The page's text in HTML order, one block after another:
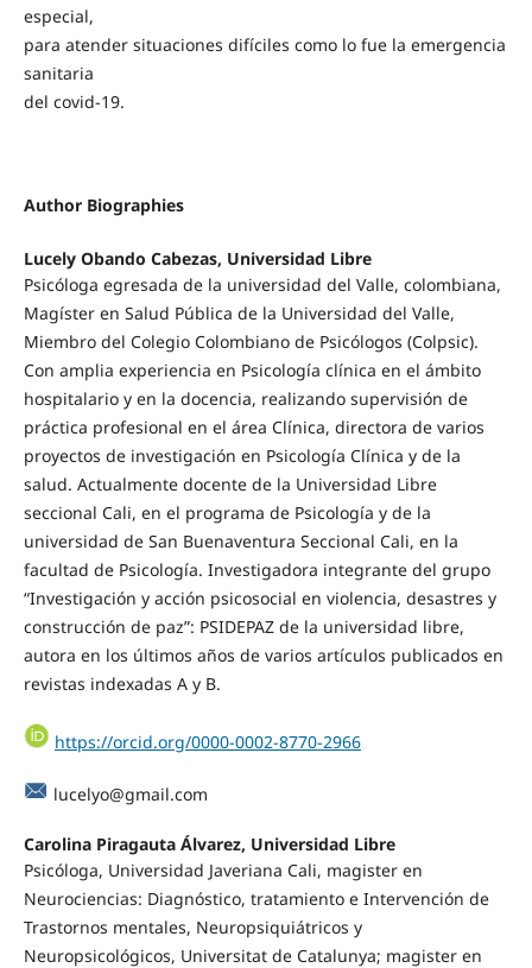
especial,
para atender situaciones difíciles como lo fue la emergencia
sanitaria
del covid-19.
Author Biographies
Lucely Obando Cabezas, Universidad Libre
Psicóloga egresada de la universidad del Valle, colombiana,
Magíster en Salud Pública de la Universidad del Valle,
Miembro del Colegio Colombiano de Psicólogos (Colpsic).
Con amplia experiencia en Psicología clínica en el ámbito
hospitalario y en la docencia, realizando supervisión de
práctica profesional en el área Clínica, directora de varios
proyectos de investigación en Psicología Clínica y de la
salud. Actualmente docente de la Universidad Libre
seccional Cali, en el programa de Psicología y de la
universidad de San Buenaventura Seccional Cali, en la
facultad de Psicología. Investigadora integrante del grupo
“Investigación y acción psicosocial en violencia, desastres y
construcción de paz”: PSIDEPAZ de la universidad libre,
autora en los últimos años de varios artículos publicados en
revistas indexadas A y B.
https://orcid.org/0000-0002-8770-2966
lucelyo@gmail.com
Carolina Piragauta Álvarez, Universidad Libre
Psicóloga, Universidad Javeriana Cali, magister en
Neurociencias: Diagnóstico, tratamiento e Intervención de
Trastornos mentales, Neuropsiquiátricos y
Neuropsicológicos, Universitat de Catalunya; magister en